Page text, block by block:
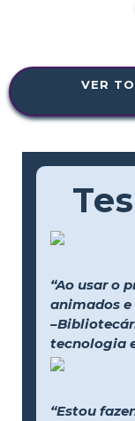
VER
“Ao usar o
animados e
tecnologia
“Estou